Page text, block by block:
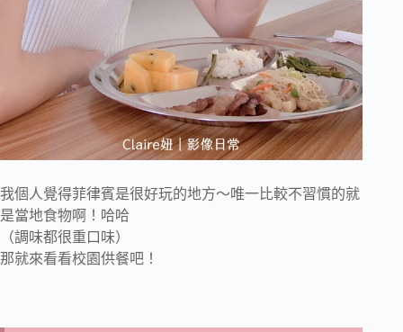
我個人覺得菲律賓是很好玩的地方～唯一比較不習慣的就
是當地食物啊！哈哈
（調味都很重口味）
那就來看看校園供餐吧！